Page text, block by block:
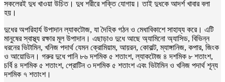
সকলেরই দুধ খাওয়া উচিত। দুধ শরীরে শক্তি যোগায়। তাই দুধকে আদর্শ খাবার বলা
হয়।
দুধের অপরিহার্য উপাদান ল্যাকটোজ, যা দৈহিক গঠন ও মেধাবিকাশে সাহায্য করে। এটি
মানুষের স্বাস্থ্য রক্ষার মূল উপাদান। এছাড়াও দুধে আছে অ্যামিনো অ্যাসিড, বিভিন্ন
ধরনের ভিটামিন, খনিজ পদার্থ যেমন ক্রোমিয়াম, আয়রন, কোবাল্ট, ম্যাঙ্গানিজ, কপার, জিংক
ও আয়োডিন। গরুর দুধে পানি ৮৬ দশমিক ৫ শতাংশ, ল্যাকটোজ ৪ দশমিক ৮ শতাংশ,
চর্বি ৪ দশমিক ৫ শতাংশ, প্রোটিন ৩ দশমিক ৫ শতাংশ এবং ভিটামিন ও খনিজ পদার্থ শূন্য
দশমিক ৭ শতাংশ।